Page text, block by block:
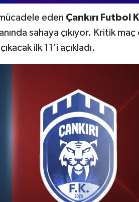
eden Çankırı Futbol
sahaya çıkıyor. Kritik maç
ilk 11’i açıkladı.